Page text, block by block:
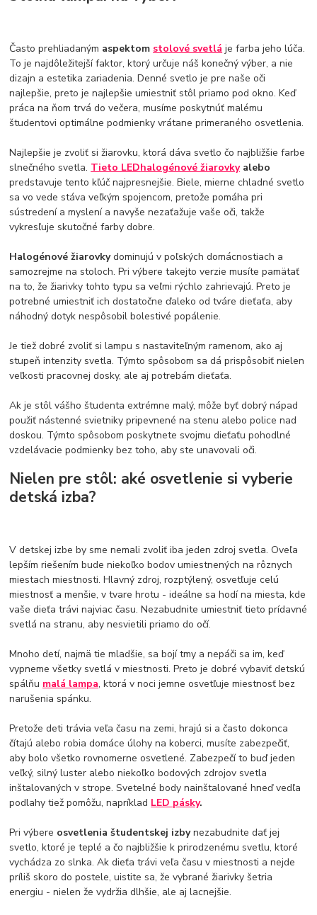
Často prehliadaným aspektom stolové svetlá je farba jeho lúča.
To je najdôležitejší faktor, ktorý určuje náš konečný výber, a nie
dizajn a estetika zariadenia. Denné svetlo je pre naše oči
najlepšie, preto je najlepšie umiestniť stôl priamo pod okno. Keď
práca na ňom trvá do večera, musíme poskytnúť malému
študentovi optimálne podmienky vrátane primeraného osvetlenia.
Najlepšie je zvoliť si žiarovku, ktorá dáva svetlo čo najbližšie farbe
slnečného svetla. Tieto LEDhalogénové žiarovkyalebo
predstavuje tento kľúč najpresnejšie. Biele, mierne chladné svetlo
sa vo vede stáva veľkým spojencom, pretože pomáha pri
sústredení a myslení a navyše nezaťažuje vaše oči, takže
vykresľuje skutočné farby dobre.
Halogénové žiarovkydominujú v poľských domácnostiach a
samozrejme na stoloch. Pri výbere takejto verzie musíte pamätať
na to, že žiarivky tohto typu sa veľmi rýchlo zahrievajú. Preto je
potrebné umiestniť ich dostatočne ďaleko od tváre dieťaťa, aby
náhodný dotyk nespôsobil bolestivé popálenie.
Je tiež dobré zvoliť si lampu s nastaviteľným ramenom, ako aj
stupeň intenzity svetla. Týmto spôsobom sa dá prispôsobiť nielen
veľkosti pracovnej dosky, ale aj potrebám dieťaťa.
Ak je stôl vášho študenta extrémne malý, môže byť dobrý nápad
použiť nástenné svietniky pripevnené na stenu alebo police nad
doskou. Týmto spôsobom poskytnete svojmu dieťaťu pohodlné
vzdelávacie podmienky bez toho, aby ste unavovali oči.
Nielen pre stôl: aké osvetlenie si vyberie
detská izba?
V detskej izbe by sme nemali zvoliť iba jeden zdroj svetla. Oveľa
lepším riešením bude niekoľko bodov umiestnených na rôznych
miestach miestnosti. Hlavný zdroj, rozptýlený, osvetľuje celú
miestnosť a menšie, v tvare hrotu - ideálne sa hodí na miesta, kde
vaše dieťa trávi najviac času. Nezabudnite umiestniť tieto prídavné
svetlá na stranu, aby nesvietili priamo do očí.
Mnoho detí, najmä tie mladšie, sa bojí tmy a nepáči sa im, keď
vypneme všetky svetlá v miestnosti. Preto je dobré vybaviť detskú
spálňu malá lampa, ktorá v noci jemne osvetľuje miestnosť bez
narušenia spánku.
Pretože deti trávia veľa času na zemi, hrajú si a často dokonca
čítajú alebo robia domáce úlohy na koberci, musíte zabezpečiť,
aby bolo všetko rovnomerne osvetlené. Zabezpečí to buď jeden
veľký, silný luster alebo niekoľko bodových zdrojov svetla
inštalovaných v strope. Svetelné body nainštalované hneď vedľa
podlahy tiež pomôžu, napríklad LED pásky.
Pri výbere osvetlenia študentskej izbynezabudnite dať jej
svetlo, ktoré je teplé a čo najbližšie k prirodzenému svetlu, ktoré
vychádza zo slnka. Ak dieťa trávi veľa času v miestnosti a nejde
príliš skoro do postele, uistite sa, že vybrané žiarivky šetria
energiu - nielen že vydržia dlhšie, ale aj lacnejšie.